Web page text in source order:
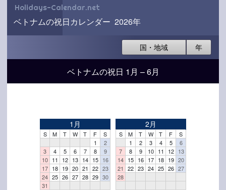
Holidays-Calendar.net
ベトナムの祝日カレンダー 2026年
国・地域 年
ベトナムの祝日 1月 – 6月
1月
S M T W T F
S
1
2
3
4 5 6 7 8
9
10 11 12 13 14 15 16
17 18 19 20 21 22 23
24 25 26 27 28 29 30
31
2月
S M T W T F
S
1
2 3 4 5
6
7
8 9 10 11 12 13
14 15 16 17 18 19 20
21
22 23 24 25 26 27
28